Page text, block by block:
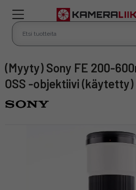
(Myyty) Sony FE 200-600mm f/5.6-6.3 G
OSS -objektiivi (käytetty)